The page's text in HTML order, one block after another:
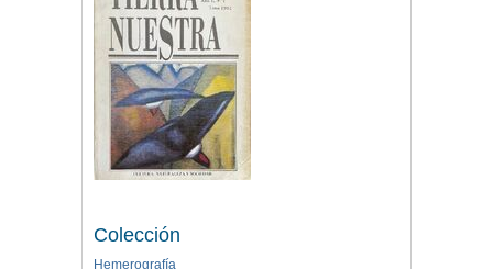
Colección
Hemerografía